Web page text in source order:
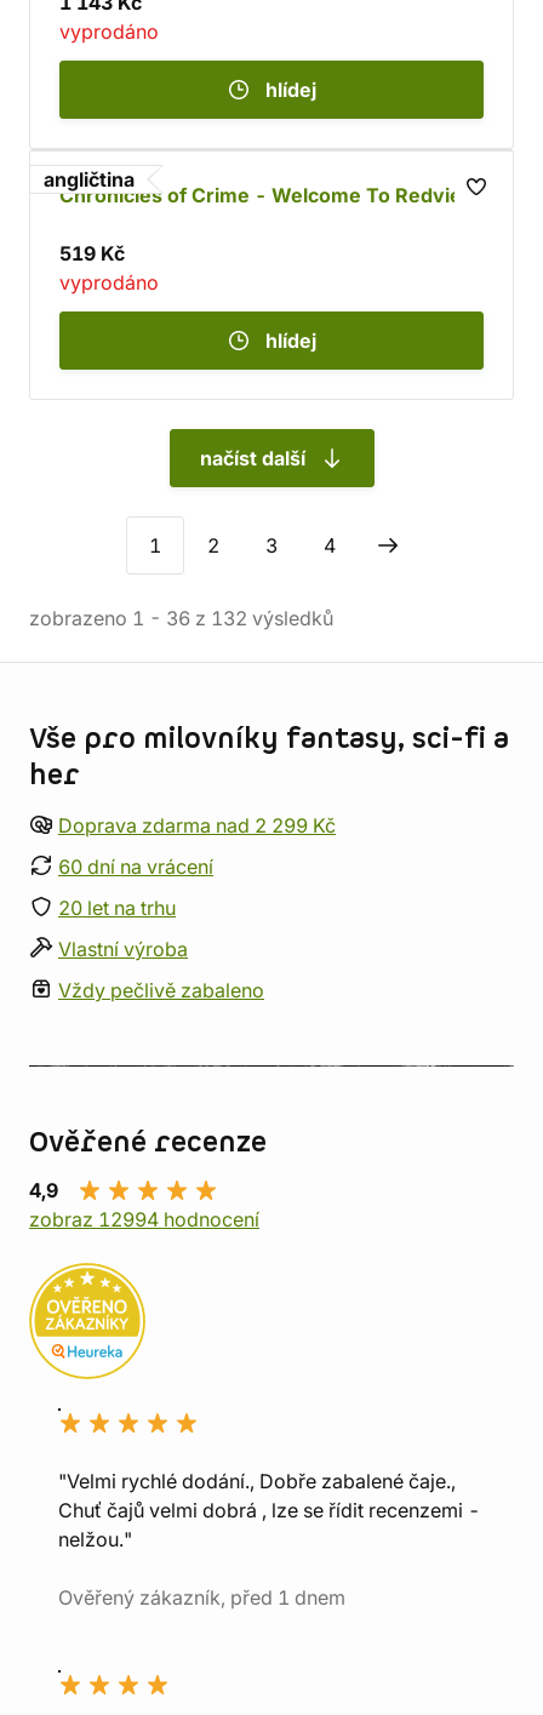
vyprodáno
hlídej
angličtina
Chronicles of Crime - Welcome To Redview
519 Kč
vyprodáno
hlídej
načíst další
1 2 3 4
zobrazeno 1 - 36 z 132 výsledků
Vše pro milovníky fantasy, sci-fi a
her
Doprava zdarma nad 2 299 Kč
60 dní na vrácení
20 let na trhu
Vlastní výroba
Vždy pečlivě zabaleno
Ověřené recenze
4,9
zobraz 12994 hodnocení
"Velmi rychlé dodání., Dobře zabalené čaje.,
Chuť čajů velmi dobrá , lze se řídit recenzemi -
nelžou."
Ověřený zákazník, před 1 dnem